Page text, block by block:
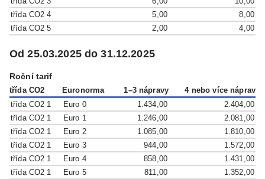
třída CO2 4
5,00
8,00
třída CO2 5
2,00 4,00
Od 25.03.2025 do 31.12.2025
Roční tarif
třída CO2
Euronorma 1–3 nápravy
4 nebo více náprav
třída CO2 1
Euro 0 1.434,00
2.404,00
třída CO2 1
Euro 1 1.246,00
2.081,00
třída CO2 1
Euro 2 1.085,00
1.810,00
třída CO2 1
Euro 3 944,00
1.572,00
třída CO2 1
Euro 4 858,00
1.431,00
třída CO2 1
Euro 5 811,00
1.352,00